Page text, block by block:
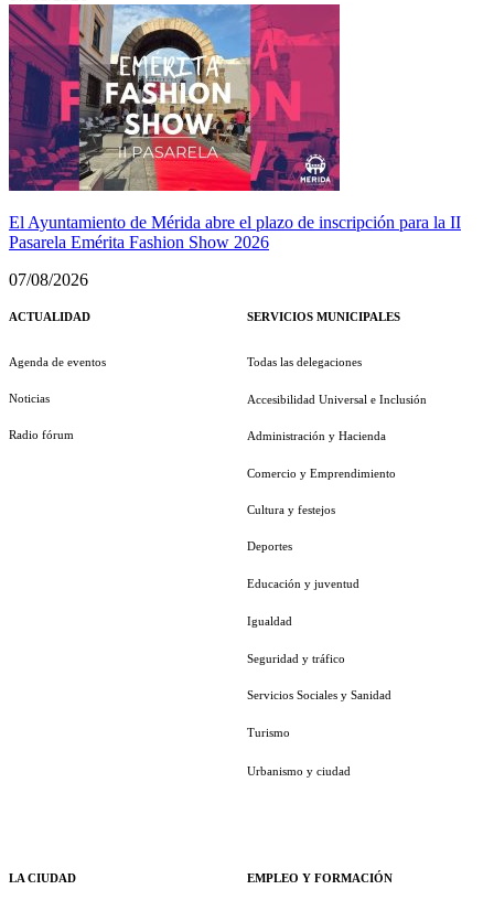
El Ayuntamiento de Mérida abre el plazo de inscripción para la II
Pasarela Emérita Fashion Show 2026
07/08/2026
ACTUALIDAD
Agenda de eventos
Noticias
Radio fórum
LA CIUDAD
SERVICIOS MUNICIPALES
Todas las delegaciones
Accesibilidad Universal e Inclusión
Administración y Hacienda
Comercio y Emprendimiento
Cultura y festejos
Deportes
Educación y juventud
Igualdad
Seguridad y tráfico
Servicios Sociales y Sanidad
Turismo
Urbanismo y ciudad
EMPLEO Y FORMACIÓN